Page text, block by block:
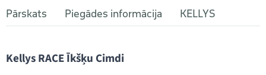
Pārskats Piegādes informācija KELLYS
Kellys RACE Īkšķu Cimdi